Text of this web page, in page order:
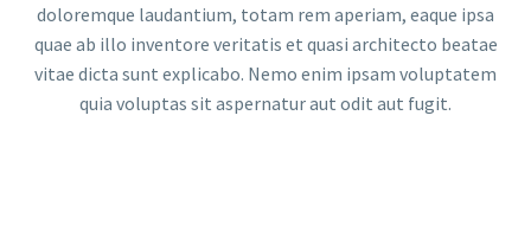
doloremque laudantium, totam rem aperiam, eaque ipsa
quae ab illo inventore veritatis et quasi architecto beatae
vitae dicta sunt explicabo. Nemo enim ipsam voluptatem
quia voluptas sit aspernatur aut odit aut fugit.